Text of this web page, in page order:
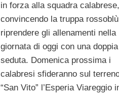
in forza alla squadra calabrese,
convincendo la truppa
riprendere gli allenamenti nella
giornata di oggi con una doppia
seduta. Domenica prossima i
calabresi sfideranno sul
“San Vito” l’Esperia Viareggio